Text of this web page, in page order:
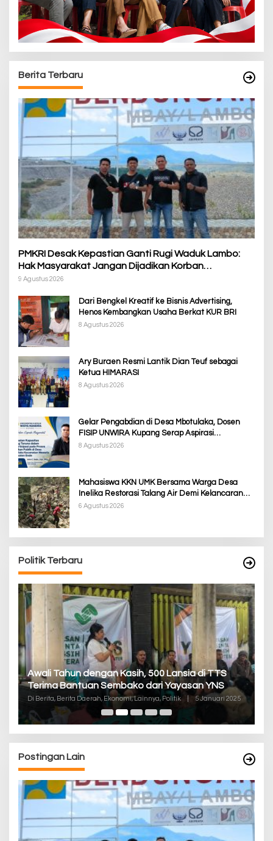
Berita Terbaru
PMKRI Desak Kepastian Ganti Rugi Waduk Lambo:
Hak Masyarakat Jangan Dijadikan Korban
Pembangunan PSN
9 Agustus 2026
Dari Bengkel Kreatif ke Bisnis Advertising,
Henos Kembangkan Usaha Berkat KUR BRI
8 Agustus 2026
Ary Buraen Resmi Lantik Dian Teuf sebagai
Ketua HIMARASI
8 Agustus 2026
Gelar Pengabdian di Desa Mbotulaka, Dosen
FISIP UNWIRA Kupang Serap Aspirasi
Masyarakat & Penguatan Kapasitas Karang
8 Agustus 2026
Mahasiswa KKN UMK Bersama Warga Desa
Inelika Restorasi Talang Air Demi Kelancaran
Irigasi Sawah
6 Agustus 2026
Politik Terbaru
Awali Tahun dengan Kasih, 500 Lansia di TTS
Terima Bantuan Sembako dari Yayasan YNS
Di Berita, Berita Daerah, Ekonomi, Lainnya, Politik 5 Januari 2025
Postingan Lain